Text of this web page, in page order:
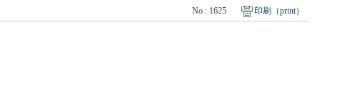
No : 1625 印刷（print）